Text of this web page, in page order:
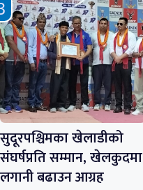
सुदूरपश्चिमका खेलाडीको
संघर्षप्रति सम्मान, खेलकुदमा
लगानी बढाउन आग्रह